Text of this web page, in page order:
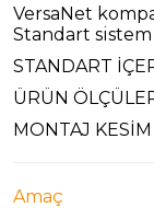
VersaNet
Standart sistem
STANDART
ÜRÜN
MONTAJ
Amaç